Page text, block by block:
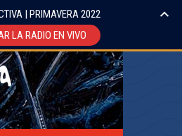
| PRIMAVERA 2022
LA RADIO EN VIVO